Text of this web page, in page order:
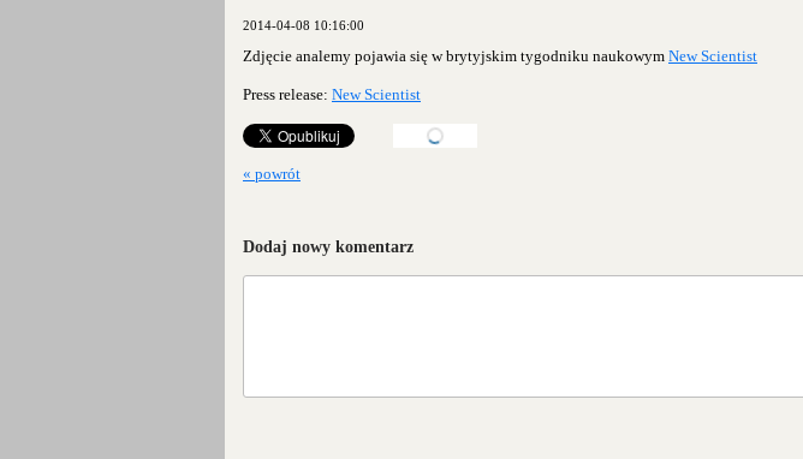
2014-04-08 10:16:00
Zdjęcie analemy pojawia się w brytyjskim tygodniku naukowym New Scientist
Press release: New Scientist
« powrót
Dodaj nowy komentarz